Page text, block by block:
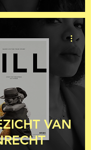
VAN